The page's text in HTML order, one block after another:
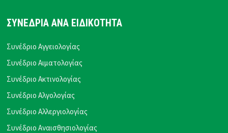
ΣΥΝΕΔΡΙΑ ΑΝΑ ΕΙΔΙΚΟΤΗΤΑ
Συνέδριο Αγγειολογίας
Συνέδριο Αιματολογίας
Συνέδριο Ακτινολογίας
Συνέδριο Αλγολογίας
Συνέδριο Αλλεργιολογίας
Συνέδριο Αναισθησιολογίας